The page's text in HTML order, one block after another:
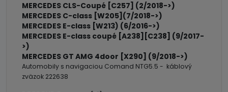
MERCEDES CLS-Coupé [C257] (2/2018->)
MERCEDES C-class [W205](7/2018->)
MERCEDES E-class [W213) (6/2016->)
MERCEDES E-class coupé [A238][C238] (9/2017-
>)
MERCEDES GT AMG 4door [X290] (9/2018->)
Automobily s navigaciou Comand NTG5.5 - káblový
zväzok 222638